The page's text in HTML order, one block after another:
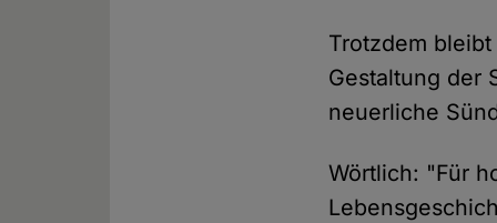
Trotzdem
Gestaltung der
neuerliche
Wörtlich: "Für